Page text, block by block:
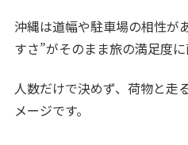
沖縄は道幅や駐車場の相性が
すさ”がそのまま旅の満足度に
人数だけで決めず、荷物と走
メージです。